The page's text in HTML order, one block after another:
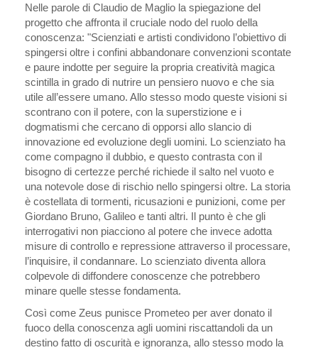
Nelle parole di Claudio de Maglio la spiegazione del
progetto che affronta il cruciale nodo del ruolo della
conoscenza: "Scienziati e artisti condividono l’obiettivo di
spingersi oltre i confini abbandonare convenzioni scontate
e paure indotte per seguire la propria creatività magica
scintilla in grado di nutrire un pensiero nuovo e che sia
utile all’essere umano. Allo stesso modo queste visioni si
scontrano con il potere, con la superstizione e i
dogmatismi che cercano di opporsi allo slancio di
innovazione ed evoluzione degli uomini. Lo scienziato ha
come compagno il dubbio, e questo contrasta con il
bisogno di certezze perché richiede il salto nel vuoto e
una notevole dose di rischio nello spingersi oltre. La storia
è costellata di tormenti, ricusazioni e punizioni, come per
Giordano Bruno, Galileo e tanti altri. Il punto è che gli
interrogativi non piacciono al potere che invece adotta
misure di controllo e repressione attraverso il processare,
l’inquisire, il condannare. Lo scienziato diventa allora
colpevole di diffondere conoscenze che potrebbero
minare quelle stesse fondamenta.
Così come Zeus punisce Prometeo per aver donato il
fuoco della conoscenza agli uomini riscattandoli da un
destino fatto di oscurità e ignoranza, allo stesso modo la